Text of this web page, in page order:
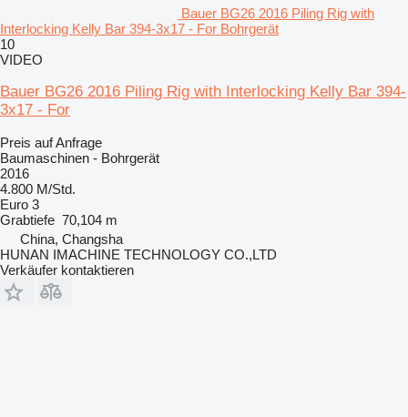
Bauer BG26 2016 Piling Rig with
Interlocking Kelly Bar 394-3x17 - For Bohrgerät
10
VIDEO
Bauer BG26 2016 Piling Rig with Interlocking Kelly Bar 394-
3x17 - For
Preis auf Anfrage
Baumaschinen - Bohrgerät
2016
4.800 M/Std.
Euro 3
Grabtiefe 70,104 m
China, Changsha
HUNAN IMACHINE TECHNOLOGY CO.,LTD
Verkäufer kontaktieren